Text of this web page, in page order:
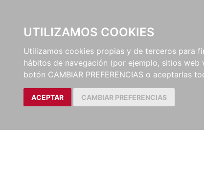
UTILIZAMOS COOKIES
Utilizamos cookies propias y de terceros para
hábitos de navegación (por ejemplo, sitios web
botón CAMBIAR PREFERENCIAS o aceptarlas
ACEPTAR CAMBIAR PREFERENCIAS